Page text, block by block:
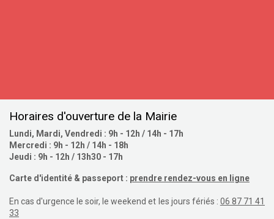
Horaires d'ouverture de la Mairie
Lundi, Mardi, Vendredi : 9h - 12h / 14h - 17h
Mercredi : 9h - 12h / 14h - 18h
Jeudi : 9h - 12h / 13h30 - 17h
Carte d'identité & passeport : prendre rendez-vous en ligne
En cas d'urgence le soir, le weekend et les jours fériés : 06 87 71 41
33